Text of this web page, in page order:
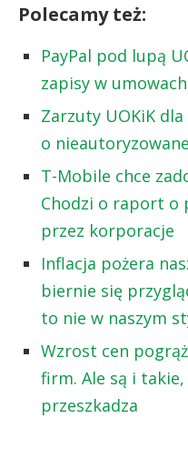
Polecamy też:
PayPal pod lupą
zapisy w umowach
Zarzuty UOKiK
o
T-Mobile chce
Chodzi o raport o
przez korporacje
Inflacja pożera
biernie się
to nie w naszym
Wzrost cen
firm. Ale są i
przeszkadza